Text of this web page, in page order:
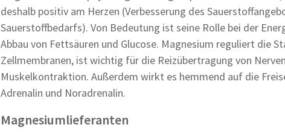
deshalb positiv am Herzen (Verbesserung des
Sauerstoffbedarfs). Von Bedeutung ist seine Rolle bei der
Abbau von Fettsäuren und Glucose. Magnesium reguliert die
Zellmembranen, ist wichtig für die Reizübertragung von
Muskelkontraktion. Außerdem wirkt es hemmend auf die
Adrenalin und Noradrenalin.
Magnesiumlieferanten